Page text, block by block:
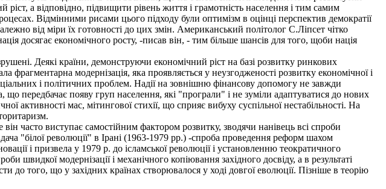
а відповідно, підвищити рівень життя і грамотність населення і тим самим
Відмінними рисами цього підходу були оптимізм в оцінці перспектив демократії
від міри їх готовності до цих змін. Американський політолог С.Ліпсет чітко
досягає економічного росту, -писав він, - тим більше шансів для того, щоби нація
Деякі країни, демонструючи економічний ріст на базі розвитку ринкових
модернізація, яка проявляється у неузгодженості розвитку економічної і
і політичних проблем. Надії на зовнішню фінансову допомогу не завжди
передбачає появу груп населення, які "програли" і не зуміли адаптуватися до нових
активності мас, мітингової стихії, що сприяє вибуху суспільної нестабільності. На
часто виступає самостійним фактором розвитку, зводячи нанівець всі спроби
"білої революції" в Ірані (1963-1979 pp.) -спроба проведення реформ шахом
і призвела у 1979 р. до ісламської революції і установленню теократичного
швидкої модернізації і механічного копіювання західного досвіду, а в результаті
до того, що у західних країнах створювалося у ході довгої еволюції. Пізніше в теорію